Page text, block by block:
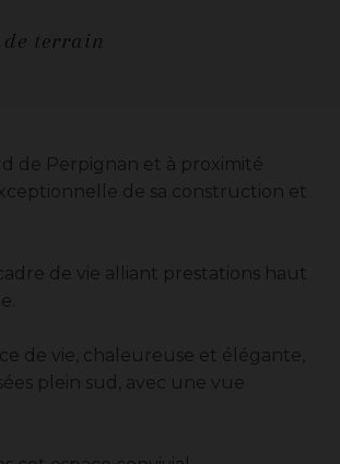
de terrain
de Perpignan et à proximité
de sa construction et
de vie alliant prestations haut
de vie, chaleureuse et élégante,
plein sud, avec une vue